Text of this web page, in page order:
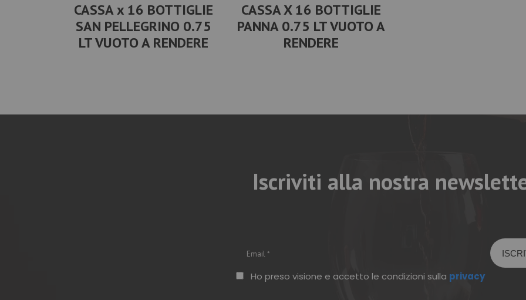
CASSA x 16 BOTTIGLIE
SAN PELLEGRINO 0.75
LT VUOTO A RENDERE
CASSA X 16 BOTTIGLIE
PANNA 0.75 LT VUOTO A
RENDERE
Iscriviti alla nostra
VuotoHo preso visione e accetto le condizioni sulla privacy